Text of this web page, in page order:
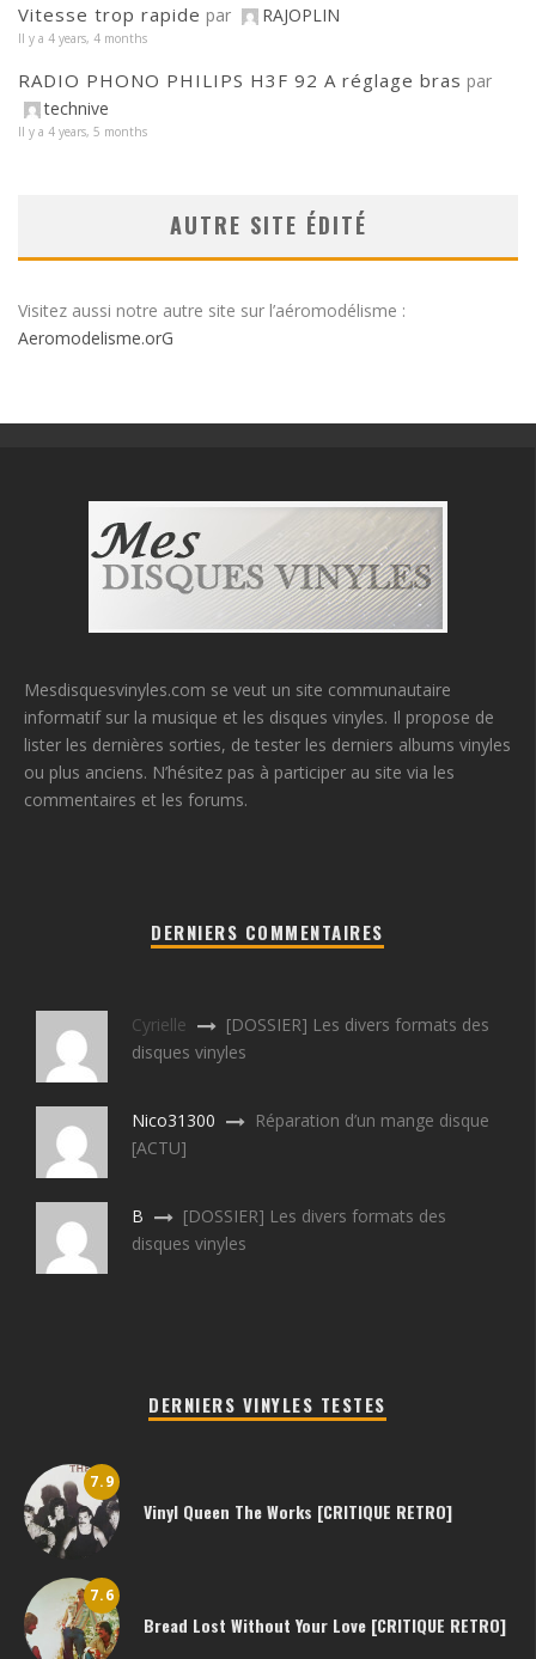
Vitesse trop rapide par RAJOPLIN
Il y a 4 years, 4 months
RADIO PHONO PHILIPS H3F 92 A réglage bras par
technive
Il y a 4 years, 5 months
AUTRE SITE ÉDITÉ
Visitez aussi notre autre site sur l’aéromodélisme :
Aeromodelisme.orG
Mesdisquesvinyles.com se veut un site communautaire
informatif sur la musique et les disques vinyles. Il propose de
lister les dernières sorties, de tester les derniers albums vinyles
ou plus anciens. N’hésitez pas à participer au site via les
commentaires et les forums.
DERNIERS COMMENTAIRES
Cyrielle
[DOSSIER] Les divers formats des
disques vinyles
Nico31300
Réparation d’un mange disque
[ACTU]
B
[DOSSIER] Les divers formats des
disques vinyles
DERNIERS VINYLES TESTES
7.9
Vinyl Queen The Works [CRITIQUE RETRO]
7.6
Bread Lost Without Your Love [CRITIQUE RETRO]